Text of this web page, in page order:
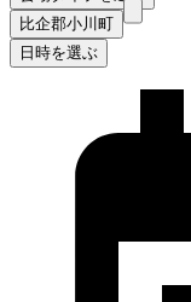
比企郡小川町
日時を選ぶ